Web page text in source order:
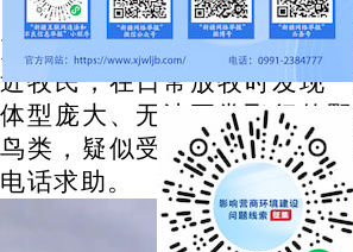
5月 3日，特克斯县齐勒
克镇喀木斯特布拉克村赛马
近牧民，在日常放牧时发现一
体型庞大、无法正常飞行的
鸟类，疑似受伤，随即拨打
电话求助。